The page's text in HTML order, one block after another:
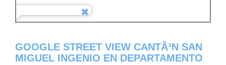
GOOGLE STREET VIEW CANTÃ³N SAN
MIGUEL INGENIO EN DEPARTAMENTO